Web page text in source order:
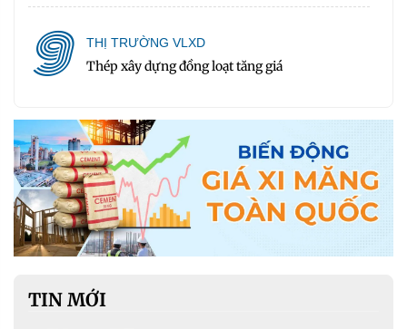
9 THỊ TRƯỜNG VLXD
Thép xây dựng đồng loạt tăng giá
TIN MỚI